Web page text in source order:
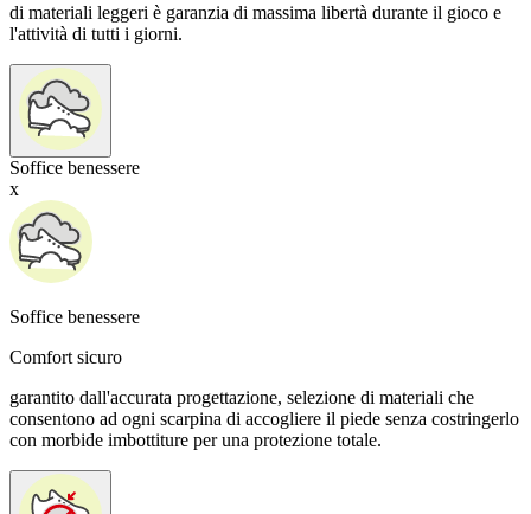
di materiali leggeri è garanzia di massima libertà durante il gioco e
l'attività di tutti i giorni.
Soffice benessere
x
Soffice benessere
Comfort sicuro
garantito dall'accurata progettazione, selezione di materiali che
consentono ad ogni scarpina di accogliere il piede senza costringerlo
con morbide imbottiture per una protezione totale.